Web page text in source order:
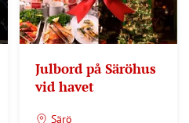
Julbord på Säröhus
vid havet
Särö